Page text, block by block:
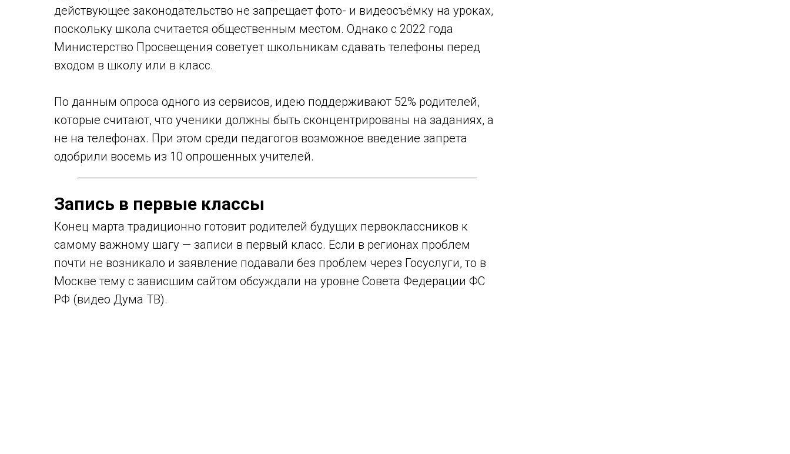
действующее законодательство не запрещает фото- и видеосъёмку на уроках,
поскольку школа считается общественным местом. Однако с 2022 года
Министерство Просвещения советует школьникам сдавать телефоны перед
входом в школу или в класс.
По данным опроса одного из сервисов, идею поддерживают 52% родителей,
которые считают, что ученики должны быть сконцентрированы на заданиях, а
не на телефонах. При этом среди педагогов возможное введение запрета
одобрили восемь из 10 опрошенных учителей.
Запись в первые классы
Конец марта традиционно готовит родителей будущих первоклассников к
самому важному шагу — записи в первый класс. Если в регионах проблем
почти не возникало и заявление подавали без проблем через Госуслуги, то в
Москве тему с зависшим сайтом обсуждали на уровне Совета Федерации ФС
РФ (видео Дума ТВ).